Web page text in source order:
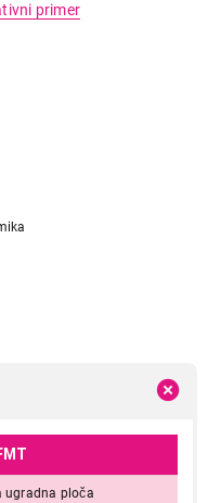
primer
ugradna ploča